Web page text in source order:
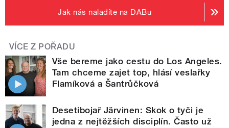
Jak nás naladíte na DABu
VÍCE Z POŘADU
Vše bereme jako cestu do Los Angeles.
Tam chceme zajet top, hlásí veslařky
Flamíková a Šantrůčková
Desetibojař Järvinen: Skok o tyči je
jedna z nejtěžších disciplín. Často už